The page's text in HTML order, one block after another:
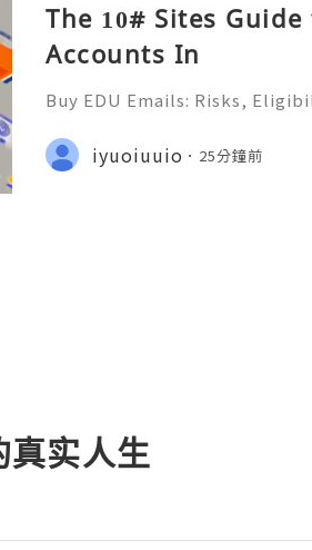
The 10# Sites
Accounts In
Buy EDU Emails: Risks,
& Always Ready 📲✨💎🌐🚀⭐
💎🌐🚀⭐ Telegram:
iyuoiuuio 25分鐘前
真实人生